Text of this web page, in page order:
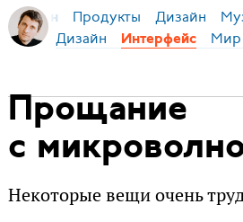
Бирман Продукты Дизайн
Дизайн Интерфейс Мир
Прощание
с
Некоторые вещи очень